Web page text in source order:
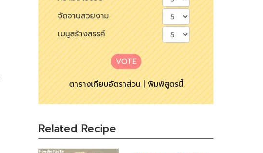
จัดจานสวยงาม
เมนูสร้างสรรค์
VOTE
ตารางเทียบอัตราส่วน|พิมพ์สูตรนี้
Related Recipe